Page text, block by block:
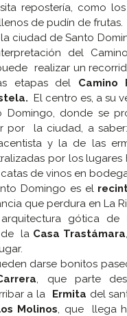
repostería, como
de pudín de frutas.
ciudad de Santo
del
realizar un
etapas del Camino
El centro es, a su
Domingo, donde se
por la ciudad, a
y la de las
por los lugares
de vinos en
Domingo es el
que perdura en La
gótica de
de la Casa Trastámara
darse bonitos
, que parte
a la Ermita del
Molinos, que llega